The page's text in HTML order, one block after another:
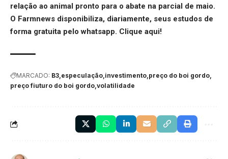
relação ao animal pronto para o abate na parcial de maio.
O Farmnews disponibiliza, diariamente, seus estudos de
forma gratuita pelo whatsapp. Clique aqui!
MARCADO: B3 especulação investimento preço do boi gordo
preço fiuturo do boi gordo volatilidade